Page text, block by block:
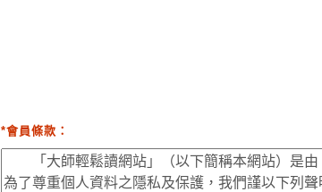
*會員條款：